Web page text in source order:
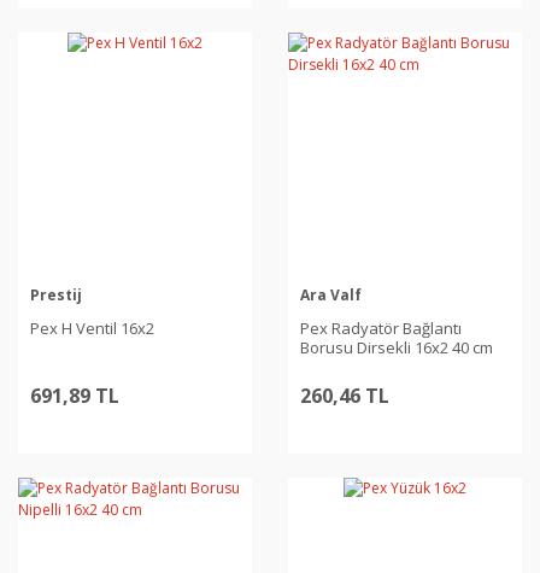
Prestij
Pex H Ventil 16x2
691,89 TL
Ara Valf
Pex Radyatör Bağlantı
Borusu Dirsekli 16x2 40 cm
260,46 TL